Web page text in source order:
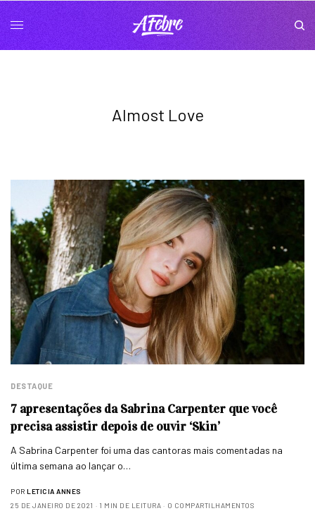
Almost Love
DESTAQUE
7 apresentações da Sabrina Carpenter que você
precisa assistir depois de ouvir ‘Skin’
A Sabrina Carpenter foi uma das cantoras mais comentadas na
última semana ao lançar o…
POR LETICIA ANNES
25 DE JANEIRO DE 2021
1 MIN DE LEITURA 0 COMPARTILHAMENTOS